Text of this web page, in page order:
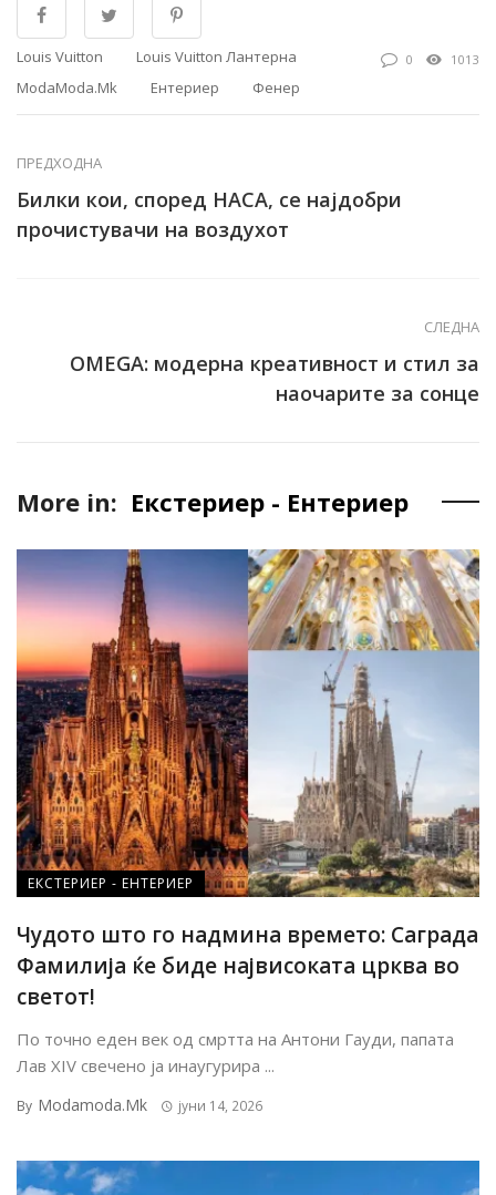
Louis Vuitton
Louis Vuitton Лантерна
ModaModa.mk
Ентериер Фенер
0 1013
ПРЕДХОДНА
Билки кои, според НАСА, се најдобри
прочистувачи на воздухот
СЛЕДНА
OMEGA: модерна креативност и стил за
наочарите за сонце
More in: Екстериер - Ентериер
ЕКСТЕРИЕР - ЕНТЕРИЕР
Чудото што го надмина времето: Саграда
Фамилија ќе биде највисоката црква во
светот!
По точно еден век од смртта на Антони Гауди, папата
Лав XIV свечено ја инаугурира ...
By Modamoda.mk јуни 14, 2026